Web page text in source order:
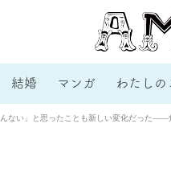
結婚 マンガ わたしの
ない」と思ったことも新しい変化だった――